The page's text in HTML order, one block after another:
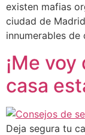
existen mafias
ciudad de
innumerables
¡Me
casa
Deja segura tu